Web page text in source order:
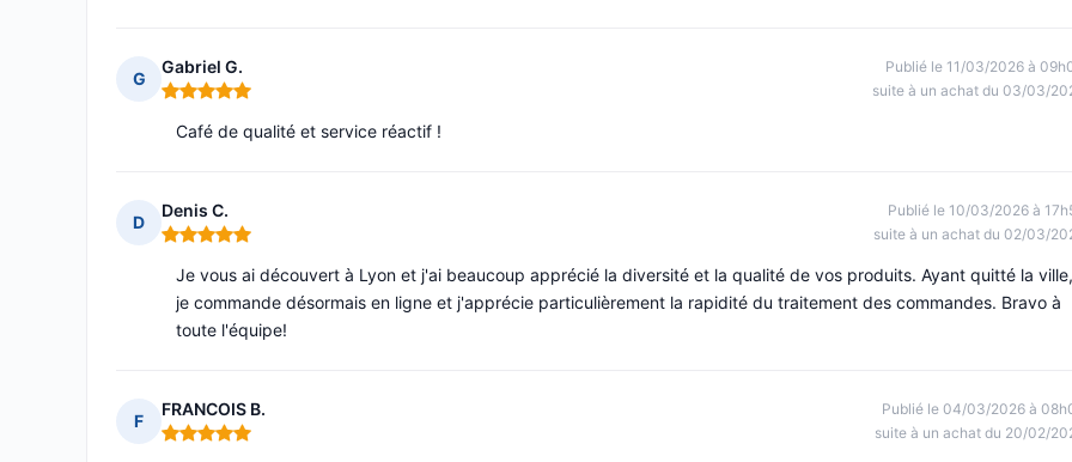
G
Gabriel G.
Note : 5 sur 5
Publié le 11/03/2026 à
suite à un achat du 03/03/
Café de qualité et service réactif !
D
Denis C.
Note : 5 sur 5
Publié le 10/03/2026 à
suite à un achat du 02/03/
Je vous ai découvert à Lyon et j'ai beaucoup apprécié la diversité et la qualité de vos produits. Ayant quitté la ville,
je commande désormais en ligne et j'apprécie particulièrement la rapidité du traitement des commandes. Bravo à
toute l'équipe!
F
FRANCOIS B.
Note : 5 sur 5
Publié le 04/03/2026 à
suite à un achat du 20/02/